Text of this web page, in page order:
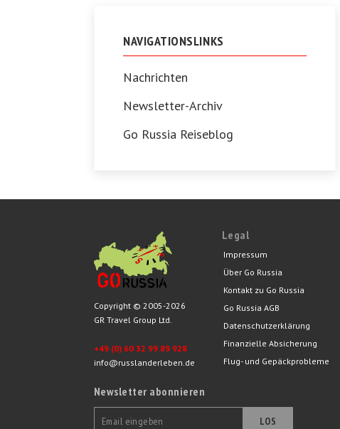
NAVIGATIONSLINKS
Nachrichten
Newsletter-Archiv
Go Russia Reiseblog
Copyright © 2005-2026
GR Travel Group Ltd.
+49 (0) 60 32 99 89 928
info@russlanderleben.de
Newsletter abonnieren
LOS
Legal
Impressum
Über Go Russia
Kontakt zu Go Russia
Go Russia AGB
Datenschutzerklärung
Finanzielle Absicherung
Flug- und Gepäckprobleme